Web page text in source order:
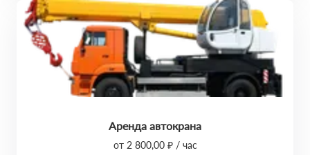
Аренда автокрана
от 2 800,00 ₽ / час